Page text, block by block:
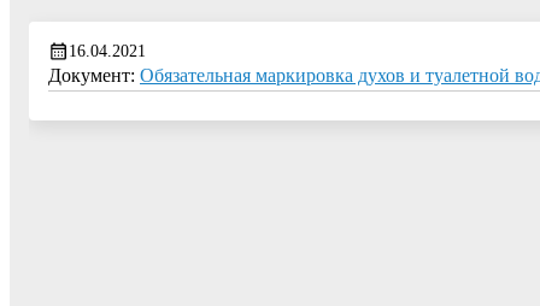
16.04.2021
Документ: Обязательная маркировка духов и туалетной